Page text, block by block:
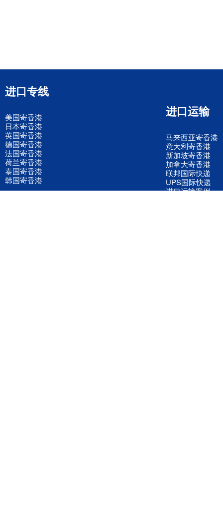
进口专线
美国寄香港
日本寄香港
英国寄香港
德国寄香港
法国寄香港
荷兰寄香港
泰国寄香港
韩国寄香港
进口运输
马来西亚寄香港
意大利寄香港
新加坡寄香港
加拿大寄香港
联邦国际快递
UPS国际快递
进口运输案例